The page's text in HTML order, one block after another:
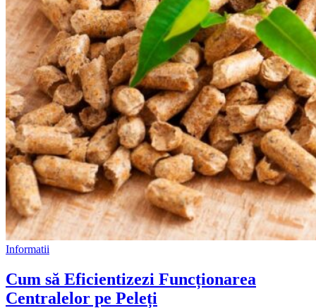
Informatii
Cum să Eficientizezi Funcționarea
Centralelor pe Peleți